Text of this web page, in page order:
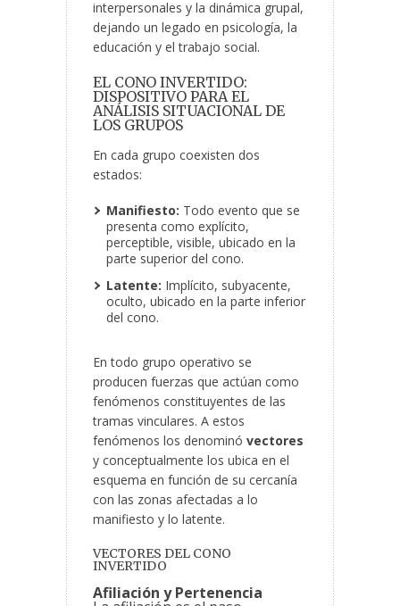
interpersonales y la dinámica grupal,
dejando un legado en psicología, la
educación y el trabajo social.
EL CONO INVERTIDO:
DISPOSITIVO PARA EL
ANÁLISIS SITUACIONAL DE
LOS GRUPOS
En cada grupo coexisten dos
estados:
Manifiesto: Todo evento que se
presenta como explícito,
perceptible, visible, ubicado en la
parte superior del cono.
Latente: Implícito, subyacente,
oculto, ubicado en la parte inferior
del cono.
En todo grupo operativo se
producen fuerzas que actúan como
fenómenos constituyentes de las
tramas vinculares. A estos
fenómenos los denominó vectores
y conceptualmente los ubica en el
esquema en función de su cercanía
con las zonas afectadas a lo
manifiesto y lo latente.
VECTORES DEL CONO
INVERTIDO
Afiliación y Pertenencia